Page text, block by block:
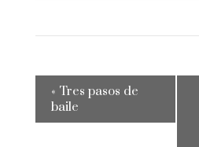
« Tres pasos de
baile